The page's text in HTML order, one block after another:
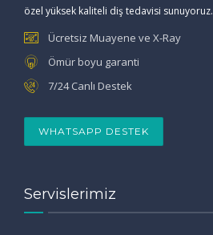
özel yüksek kaliteli diş tedavisi sunuyoruz.
Ücretsiz Muayene ve X-Ray
Ömür boyu garanti
7/24 Canlı Destek
WHATSAPP DESTEK
Servislerimiz